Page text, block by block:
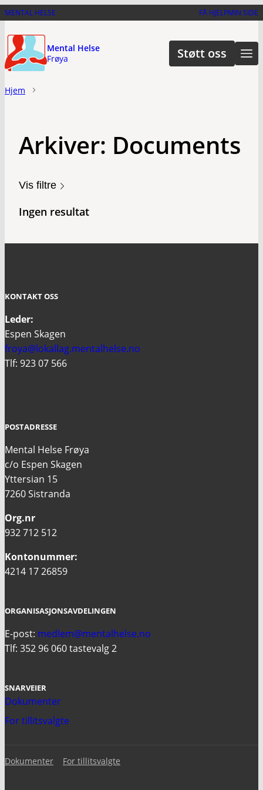
Hopp
hovedinnhold
MENTAL HELSE FÅ HJELPMIN SIDE
Mental Helse
Frøya
Støtt oss
Hjem
Arkiver: Documents
Vis filtre
Ingen resultat
KONTAKT OSS
Leder:
Espen Skagen
froya@lokallag.mentalhelse.no
Tlf: 923 07 566
POSTADRESSE
Mental Helse Frøya
c/o Espen Skagen
Yttersian 15
7260 Sistranda
Org.nr
932 712 512
Kontonummer:
4214 17 26859
ORGANISASJONSAVDELINGEN
E-post: medlem@mentalhelse.no
Tlf: 352 96 060 tastevalg 2
SNARVEIER
Dokumenter
For tillitsvalgte
Dokumenter For tillitsvalgte